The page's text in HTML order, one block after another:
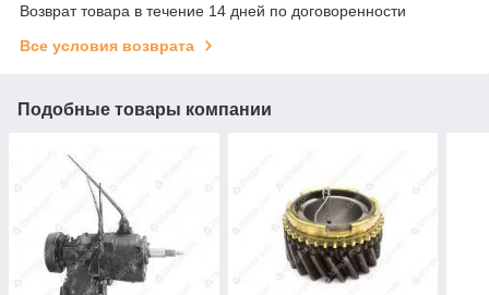
Возврат товара в течение 14 дней по договоренности
Все условия возврата
Подобные товары компании